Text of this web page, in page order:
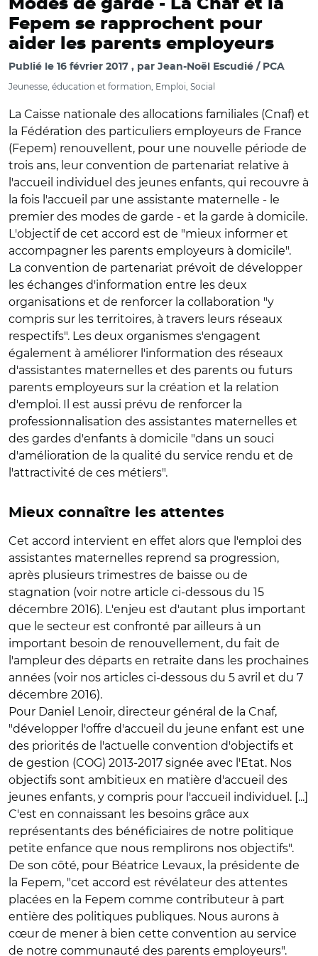
Modes de garde - La Cnaf et la
Fepem se rapprochent pour
aider les parents employeurs
Publié le 16 février 2017 par Jean-Noël Escudié / PCA
Jeunesse, éducation et formation, Emploi, Social
La Caisse nationale des allocations familiales (Cnaf) et
la Fédération des particuliers employeurs de France
(Fepem) renouvellent, pour une nouvelle période de
trois ans, leur convention de partenariat relative à
l'accueil individuel des jeunes enfants, qui recouvre à
la fois l'accueil par une assistante maternelle - le
premier des modes de garde - et la garde à domicile.
L'objectif de cet accord est de "mieux informer et
accompagner les parents employeurs à domicile".
La convention de partenariat prévoit de développer
les échanges d'information entre les deux
organisations et de renforcer la collaboration "y
compris sur les territoires, à travers leurs réseaux
respectifs". Les deux organismes s'engagent
également à améliorer l'information des réseaux
d'assistantes maternelles et des parents ou futurs
parents employeurs sur la création et la relation
d'emploi. Il est aussi prévu de renforcer la
professionnalisation des assistantes maternelles et
des gardes d'enfants à domicile "dans un souci
d'amélioration de la qualité du service rendu et de
l'attractivité de ces métiers".
Mieux connaître les attentes
Cet accord intervient en effet alors que l'emploi des
assistantes maternelles reprend sa progression,
après plusieurs trimestres de baisse ou de
stagnation (voir notre article ci-dessous du 15
décembre 2016). L'enjeu est d'autant plus important
que le secteur est confronté par ailleurs à un
important besoin de renouvellement, du fait de
l'ampleur des départs en retraite dans les prochaines
années (voir nos articles ci-dessous du 5 avril et du 7
décembre 2016).
Pour Daniel Lenoir, directeur général de la Cnaf,
"développer l'offre d'accueil du jeune enfant est une
des priorités de l'actuelle convention d'objectifs et
de gestion (COG) 2013-2017 signée avec l'Etat. Nos
objectifs sont ambitieux en matière d'accueil des
jeunes enfants, y compris pour l'accueil individuel. [...]
C'est en connaissant les besoins grâce aux
représentants des bénéficiaires de notre politique
petite enfance que nous remplirons nos objectifs".
De son côté, pour Béatrice Levaux, la présidente de
la Fepem, "cet accord est révélateur des attentes
placées en la Fepem comme contributeur à part
entière des politiques publiques. Nous aurons à
cœur de mener à bien cette convention au service
de notre communauté des parents employeurs".